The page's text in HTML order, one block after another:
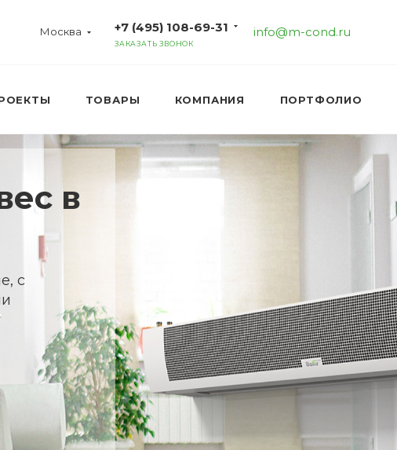
Москва +7 (495) 108-69-31
ЗАКАЗАТЬ ЗВОНОК
info@m-cond.ru
ТОВАРЫ КОМПАНИЯ ПОРТФОЛИО
в
с